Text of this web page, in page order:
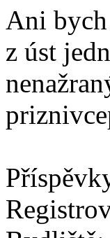
Ani bych
z úst